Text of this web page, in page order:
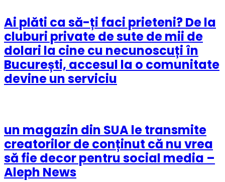
Ai plăti ca să-ți faci prieteni? De la
cluburi private de sute de mii de
dolari la cine cu necunoscuți în
București, accesul la o comunitate
devine un serviciu
un magazin din SUA le transmite
creatorilor de conținut că nu vrea
să fie decor pentru social media –
Aleph News